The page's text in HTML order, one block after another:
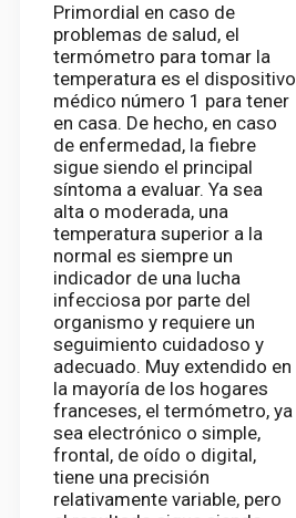
Primordial en caso de
problemas de salud, el
termómetro para tomar la
temperatura es el dispositivo
médico número 1 para tener
en casa. De hecho, en caso
de enfermedad, la fiebre
sigue siendo el principal
síntoma a evaluar. Ya sea
alta o moderada, una
temperatura superior a la
normal es siempre un
indicador de una lucha
infecciosa por parte del
organismo y requiere un
seguimiento cuidadoso y
adecuado. Muy extendido en
la mayoría de los hogares
franceses, el termómetro, ya
sea electrónico o simple,
frontal, de oído o digital,
tiene una precisión
relativamente variable, pero